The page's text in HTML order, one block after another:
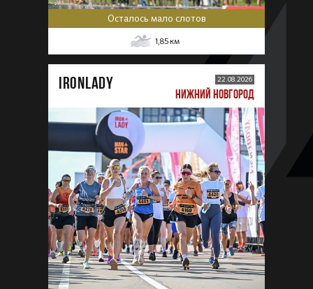
Осталось мало слотов
1,85 км
IRONLADY 22.08.2026
НИЖНИЙ НОВГОРОД